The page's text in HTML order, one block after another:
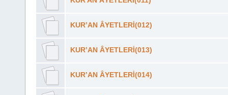
KUR’AN ÂYETLERİ(012)
KUR’AN ÂYETLERİ(013)
KUR’AN ÂYETLERİ(014)